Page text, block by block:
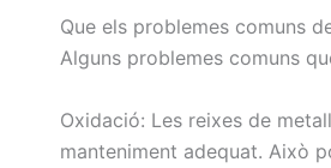
Que els problemes comuns
Alguns problemes comuns
Oxidació: Les reixes de
manteniment adequat. Això